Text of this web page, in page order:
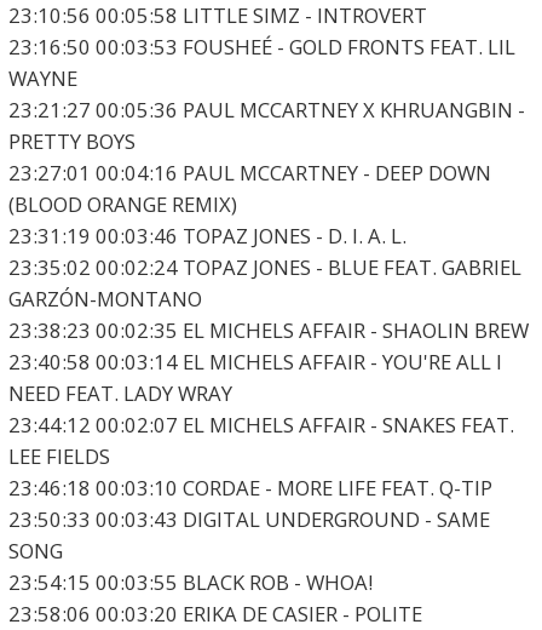
23:10:56 00:05:58 LITTLE SIMZ - INTROVERT
23:16:50 00:03:53 FOUSHEÉ - GOLD FRONTS FEAT. LIL
WAYNE
23:21:27 00:05:36 PAUL MCCARTNEY X KHRUANGBIN -
PRETTY BOYS
23:27:01 00:04:16 PAUL MCCARTNEY - DEEP DOWN
(BLOOD ORANGE REMIX)
23:31:19 00:03:46 TOPAZ JONES - D. I. A. L.
23:35:02 00:02:24 TOPAZ JONES - BLUE FEAT. GABRIEL
GARZÓN-MONTANO
23:38:23 00:02:35 EL MICHELS AFFAIR - SHAOLIN BREW
23:40:58 00:03:14 EL MICHELS AFFAIR - YOU'RE ALL I
NEED FEAT. LADY WRAY
23:44:12 00:02:07 EL MICHELS AFFAIR - SNAKES FEAT.
LEE FIELDS
23:46:18 00:03:10 CORDAE - MORE LIFE FEAT. Q-TIP
23:50:33 00:03:43 DIGITAL UNDERGROUND - SAME
SONG
23:54:15 00:03:55 BLACK ROB - WHOA!
23:58:06 00:03:20 ERIKA DE CASIER - POLITE